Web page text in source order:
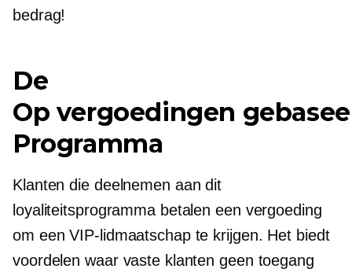
bedrag!
De
Op vergoedingen
Programma
Klanten die deelnemen aan dit
loyaliteitsprogramma betalen een vergoeding
om een ​​VIP-lidmaatschap te krijgen. Het biedt
voordelen waar vaste klanten geen toegang